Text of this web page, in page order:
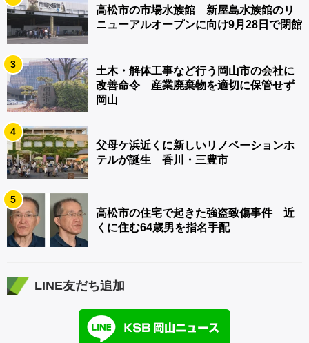
高松市の市場水族館 新屋島水族館のリ
ニューアルオープンに向け9月28日で閉館
3
土木・解体工事など行う岡山市の会社に
改善命令 産業廃棄物を適切に保管せず
岡山
4
父母ケ浜近くに新しいリノベーションホ
テルが誕生 香川・三豊市
5
高松市の住宅で起きた強盗致傷事件 近
くに住む64歳男を指名手配
LINE友だち追加